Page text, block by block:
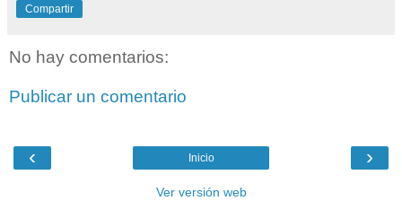
Compartir
No hay comentarios:
Publicar un comentario
‹ ›
Inicio
Ver versión web